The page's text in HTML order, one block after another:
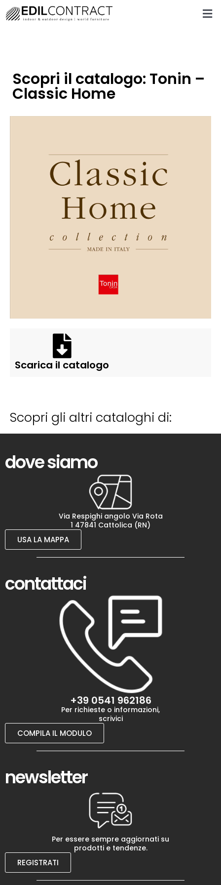
Scopri il catalogo: Tonin –
Classic Home
Scarica il catalogo
Scopri gli altri cataloghi di:
dove siamo
Via Respighi angolo Via Rota
1 47841 Cattolica (RN)
USA LA MAPPA
contattaci
+39 0541 962186
Per richieste o informazioni,
scrivici
COMPILA IL MODULO
newsletter
Per essere sempre aggiornati su
prodotti e tendenze.
REGISTRATI